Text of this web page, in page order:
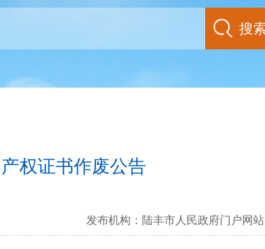
权证书作废公告
发布机构： 陆丰市人民政府门户网站